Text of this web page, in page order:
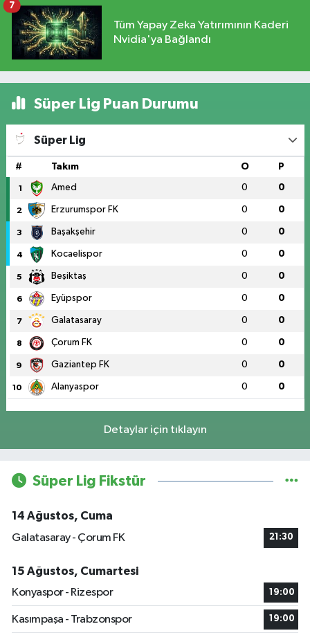
Tüm Yapay Zeka Yatırımının Kaderi
Nvidia'ya Bağlandı
7
Süper Lig Puan Durumu
Süper Lig
# Takım O P
1 Amed 0 0
2 Erzurumspor FK 0 0
3 Başakşehir 0 0
4 Kocaelispor 0 0
5 Beşiktaş 0 0
6 Eyüpspor 0 0
7 Galatasaray 0 0
8 Çorum FK 0 0
9 Gaziantep FK 0 0
10 Alanyaspor 0 0
Detaylar için tıklayın
Süper Lig Fikstür
14 Ağustos, Cuma
Galatasaray - Çorum FK
21:30
15 Ağustos, Cumartesi
Konyaspor - Rizespor
19:00
Kasımpaşa - Trabzonspor 19:00